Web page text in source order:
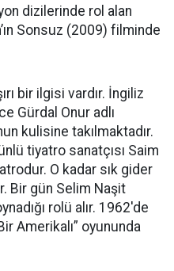
dizilerinde rol alan
Sonsuz (2009) filminde
bir ilgisi vardır. İngiliz
Gürdal Onur adlı
kulisine takılmaktadır.
tiyatro sanatçısı Saim
O kadar sık gider
Bir gün Selim Naşit
rolü alır. 1962′de
Amerikalı” oyununda